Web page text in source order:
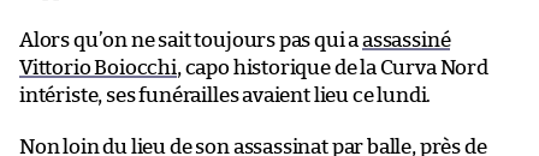
Alors qu’on ne sait toujours pas qui a assassiné
Vittorio Boiocchi, capo historique de la Curva Nord
intériste, ses funérailles avaient lieu ce lundi.
Non loin du lieu de son assassinat par balle, près de